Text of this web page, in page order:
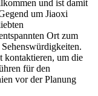
und ist damit
um Jiaoxi
Ort zum
kontaktieren, um die
für den
vor der Planung